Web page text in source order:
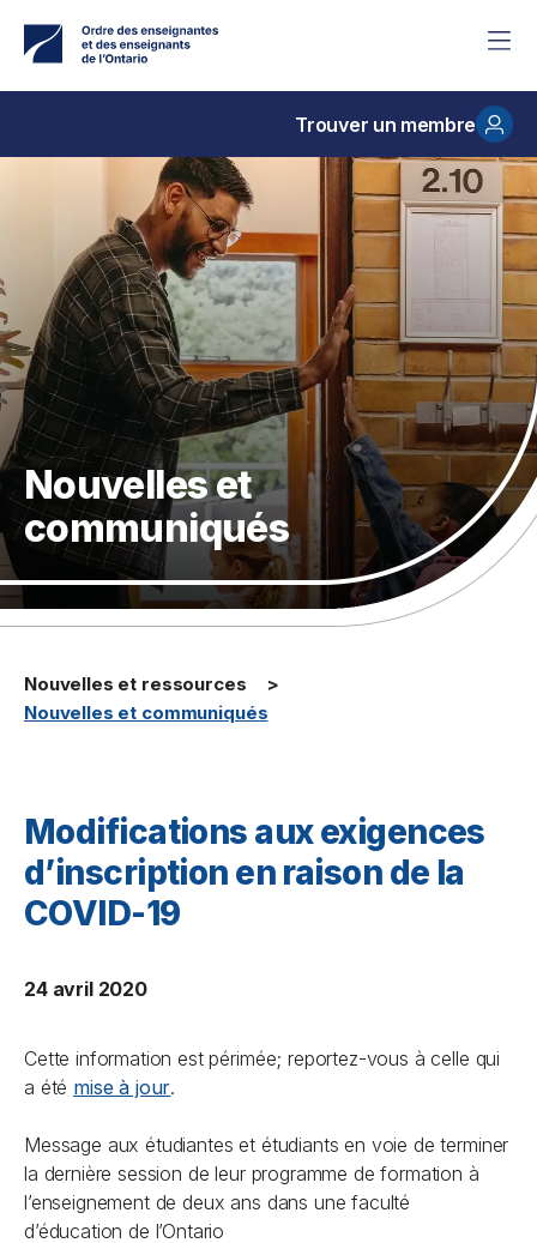
contenu
Trouver un membre
Nouvelles et
communiqués
Nouvelles et ressources
Nouvelles et communiqués
Modifications aux exigences
d’inscription en raison de la
COVID-19
24 avril 2020
Cette information est périmée; reportez-vous à celle qui
a été mise à jour.
Message aux étudiantes et étudiants en voie de terminer
la dernière session de leur programme de formation à
l’enseignement de deux ans dans une faculté
d’éducation de l’Ontario